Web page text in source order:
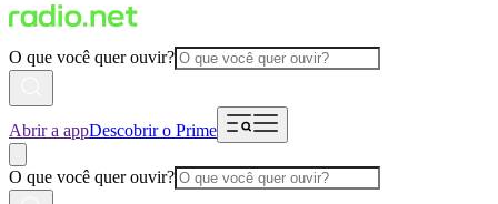
O que você quer ouvir?
Abrir a appDescobrir o Prime
O que você quer ouvir?